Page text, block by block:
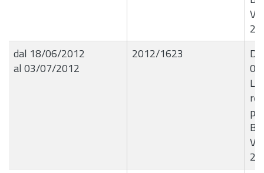
dal 18/06/2012
al 03/07/2012
2012/1623